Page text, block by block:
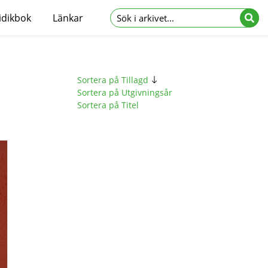
Länkar
Sortera på Tillagd
Sortera på Utgivningsår
Sortera på Titel